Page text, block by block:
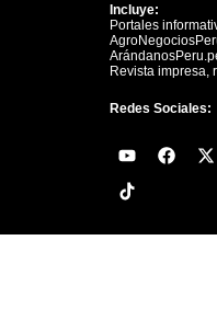
Incluye:
Portales
Revista impresa,
Redes Sociales:
Y
o
u
t
b
F
a
o
X
-
t